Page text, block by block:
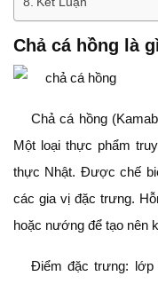
Chả cá hồng là
Chả cá hồng
Một loại thực phẩm
thực Nhật. Được chế
các gia vị đặc trưng.
hoặc nướng để tạo nên
Điểm đặc trưng: lớp